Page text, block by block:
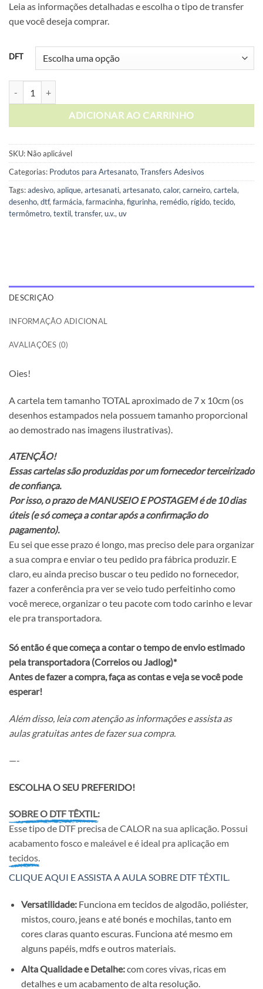
preço:
R$ 3,50
R$ 5,00
Leia as informações detalhadas e escolha o tipo de transfer
que você deseja comprar.
DFT
ADICIONAR AO CARRINHO
SKU: Não aplicável
Categorias: Produtos para Artesanato, Transfers Adesivos
Tags:adesivo, aplique, artesanati, artesanato, calor, carneiro, cartela,
desenho, dtf, farmácia, farmacinha, figurinha, remédio, rígido, tecido,
termômetro, textil, transfer, u.v., uv
DESCRIÇÃO
INFORMAÇÃO ADICIONAL
AVALIAÇÕES (0)
Oies!
A cartela tem tamanho TOTAL aproximado de 7 x 10cm (os
desenhos estampados nela possuem tamanho proporcional
ao demostrado nas imagens ilustrativas).
ATENÇÃO!
Essas cartelas são produzidas por um fornecedor terceirizado
de confiança.
Por isso, o prazo de MANUSEIO E POSTAGEM é de 10 dias
úteis (e só começa a contar após a confirmação do
pagamento).
Eu sei que esse prazo é longo, mas preciso dele para organizar
a sua compra e enviar o teu pedido pra fábrica produzir. E
claro, eu ainda preciso buscar o teu pedido no fornecedor,
fazer a conferência pra ver se veio tudo perfeitinho como
você merece, organizar o teu pacote com todo carinho e levar
ele pra transportadora.
Só então é que começa a contar o tempo de envio estimado
pela transportadora (Correios ou Jadlog)*
Antes de fazer a compra, faça as contas e veja se você pode
esperar!
Além disso, leia com atenção as informações e assista as
aulas gratuitas antes de fazer sua compra.
—-
ESCOLHA O SEU PREFERIDO!
SOBRE O DTF TÊXTIL:
Esse tipo de DTF precisa de CALOR na sua aplicação. Possui
acabamento fosco e maleável e é ideal pra aplicação em
tecidos.
CLIQUE AQUI E ASSISTA A AULA SOBRE DTF TÊXTIL.
Versatilidade:Funciona em tecidos de algodão, poliéster,
mistos, couro, jeans e até bonés e mochilas, tanto em
cores claras quanto escuras. Funciona até mesmo em
alguns papéis, mdfs e outros materiais.
Alta Qualidade e Detalhe:com cores vivas, ricas em
detalhes e um acabamento de alta resolução.